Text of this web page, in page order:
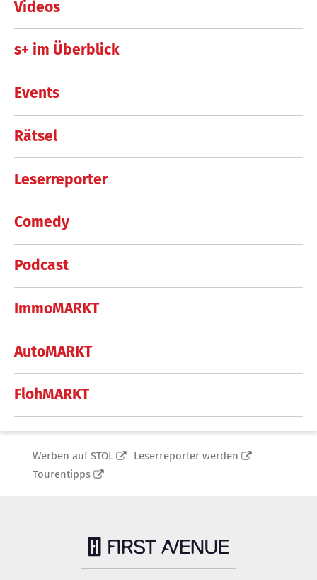
Videos
s+ im Überblick
Events
Rätsel
Leserreporter
Comedy
Podcast
ImmoMARKT
AutoMARKT
FlohMARKT
Werben auf STOL
Leserreporter werden
Tourentipps